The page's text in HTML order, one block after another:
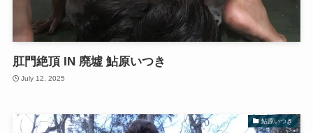
肛門絶頂 IN 廃墟 鮎原いつき
July 12, 2025
鮎原いつき